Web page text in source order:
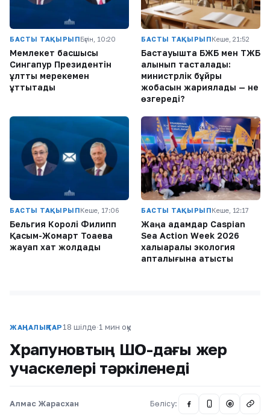
БАСТЫ ТАҚЫРЫПБүгін, 10:20
Мемлекет басшысы
Сингапур Президентін
ұлттық мерекемен
құттықтады
БАСТЫ ТАҚЫРЫПКеше, 21:52
Бастауышта БЖБ мен ТЖБ
алынып тасталады:
министрлік бұйрық
жобасын жариялады — не
өзгереді?
БАСТЫ ТАҚЫРЫПКеше, 17:06
Бельгия Королі Филипп
Қасым-Жомарт Тоқаевқа
жауап хат жолдады
БАСТЫ ТАҚЫРЫПКеше, 12:17
Жаңа адамдар Caspian
Sea Action Week 2026
халықаралық экология
апталығына қатысты
ЖАҢАЛЫҚТАР 18 шілде·1 мин оқу
Храпуновтың ШҚО-дағы жер
учаскелері тәркіленеді
Алмас Жарасхан Бөлісу: @